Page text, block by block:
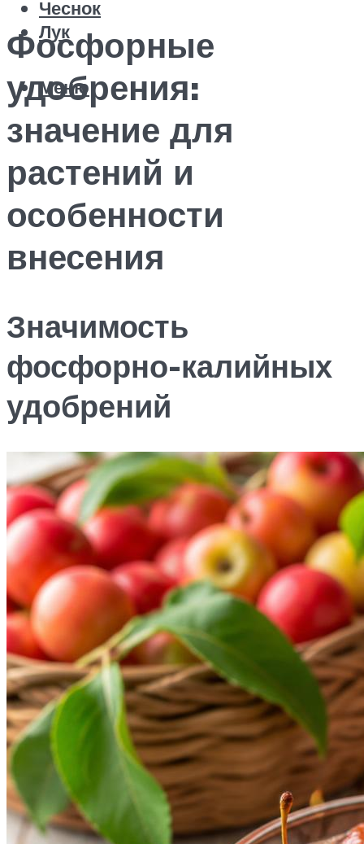
Чеснок
Лук
Меню
Фосфорные
удобрения:
значение для
растений и
особенности
внесения
Значимость
фосфорно-калийных
удобрений